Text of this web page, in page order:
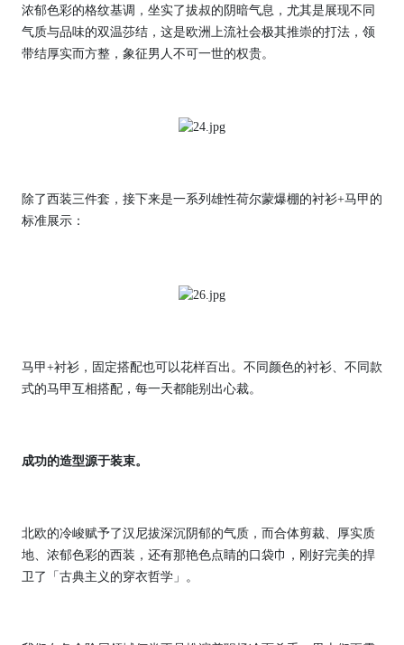
浓郁色彩的格纹基调，坐实了拔叔的阴暗气息，尤其是展现不同
气质与品味的双温莎结，这是欧洲上流社会极其推崇的打法，领
带结厚实而方整，象征男人不可一世的权贵。
除了西装三件套，接下来是一系列雄性荷尔蒙爆棚的衬衫+马甲的
标准展示：
马甲+衬衫，固定搭配也可以花样百出。不同颜色的衬衫、不同款
式的马甲互相搭配，每一天都能别出心裁。
成功的造型源于装束。
北欧的冷峻赋予了汉尼拔深沉阴郁的气质，而合体剪裁、厚实质
地、浓郁色彩的西装，还有那艳色点睛的口袋巾，刚好完美的捍
卫了「古典主义的穿衣哲学」。